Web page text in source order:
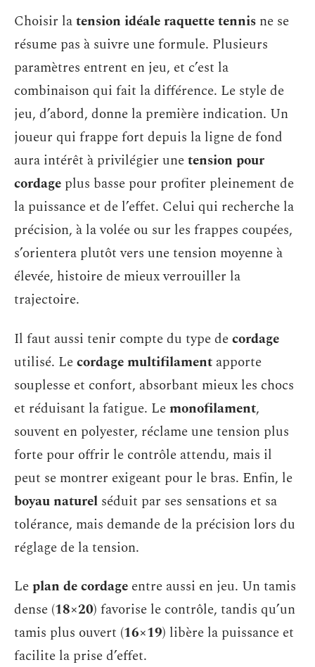
Choisir latension idéale raquette tennis ne se
résume pas à suivre une formule. Plusieurs
paramètres entrent en jeu, et c’est la
combinaison qui fait la différence. Le style de
jeu, d’abord, donne la première indication. Un
joueur qui frappe fort depuis la ligne de fond
aura intérêt à privilégier unetension pour
cordage plus basse pour profiter pleinement de
la puissance et de l’effet. Celui qui recherche la
précision, à la volée ou sur les frappes coupées,
s’orientera plutôt vers une tension moyenne à
élevée, histoire de mieux verrouiller la
trajectoire.
Il faut aussi tenir compte du type decordage
utilisé. Lecordage multifilament apporte
souplesse et confort, absorbant mieux les chocs
et réduisant la fatigue. Lemonofilament,
souvent en polyester, réclame une tension plus
forte pour offrir le contrôle attendu, mais il
peut se montrer exigeant pour le bras. Enfin, le
boyau naturel séduit par ses sensations et sa
tolérance, mais demande de la précision lors du
réglage de la tension.
Leplan de cordage entre aussi en jeu. Un tamis
dense (18×20) favorise le contrôle, tandis qu’un
tamis plus ouvert (16×19) libère la puissance et
facilite la prise d’effet.